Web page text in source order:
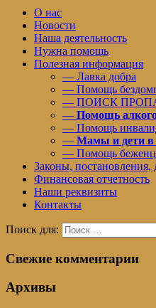
О нас
Новости
Наша деятельность
Нужна помощь
Полезная информация
— Лавка добра
— Помощь
— ПОИСК
— Помощь
— Помощь
— Мамы и дети в
— Помощь
Законы, постановления,
Финансовая отчетность
Наши реквизиты
Контакты
Поиск для:
Свежие комментарии
Архивы